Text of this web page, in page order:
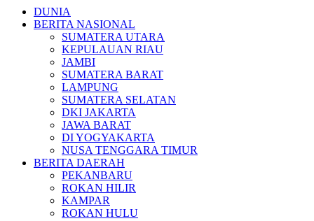
DUNIA
BERITA NASIONAL
SUMATERA UTARA
KEPULAUAN RIAU
JAMBI
SUMATERA BARAT
LAMPUNG
SUMATERA SELATAN
DKI JAKARTA
JAWA BARAT
DI YOGYAKARTA
NUSA TENGGARA TIMUR
BERITA DAERAH
PEKANBARU
ROKAN HILIR
KAMPAR
ROKAN HULU